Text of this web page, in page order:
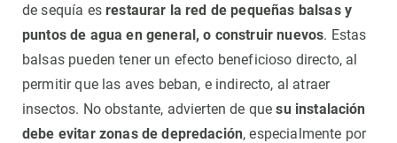
de sequía esrestaurar la red de pequeñas balsas y
puntos de agua en general, o construir nuevos. Estas
balsas pueden tener un efecto beneficioso directo, al
permitir que las aves beban, e indirecto, al atraer
insectos. No obstante, advierten de quesu instalación
debe evitar zonas de depredación, especialmente por